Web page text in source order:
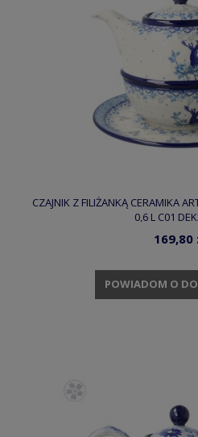
CZAJNIK Z FILIŻANKĄ CERAMIKA
0,6 L C01
169,80
POWIADOM O